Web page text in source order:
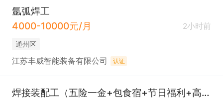
氩弧焊工
4000-10000元/月
2小时前
通州区
江苏丰威智能装备有限公司 认证
焊接装配工（五险一金+包食宿+节日福利+高温补贴）